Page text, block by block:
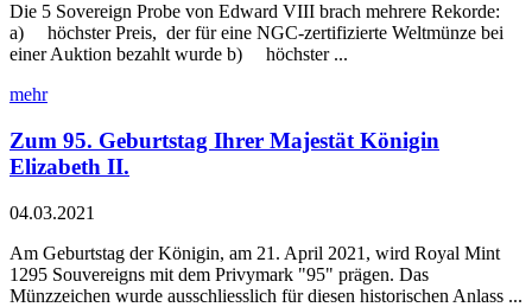
Die 5 Sovereign Probe von Edward VIII brach mehrere Rekorde:
a) höchster Preis, der für eine NGC-zertifizierte Weltmünze bei
einer Auktion bezahlt wurde b) höchster ...
mehr
Zum 95. Geburtstag Ihrer Majestät Königin
Elizabeth II.
04.03.2021
Am Geburtstag der Königin, am 21. April 2021, wird Royal Mint
1295 Souvereigns mit dem Privymark "95" prägen. Das
Münzzeichen wurde ausschliesslich für diesen historischen Anlass ...